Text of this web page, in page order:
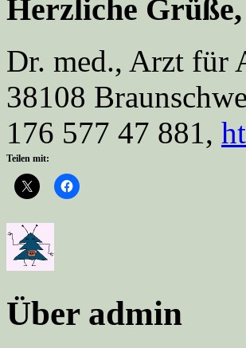
Herzliche
Dr. med., Arzt für
38108
176 577 47 881,
Teilen mit:
Über admin